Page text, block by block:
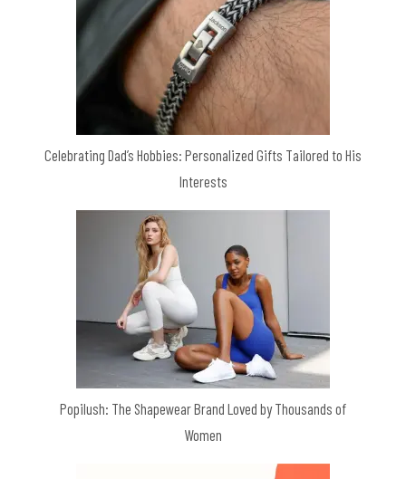
Celebrating Dad’s Hobbies: Personalized Gifts Tailored to His
Interests
Popilush: The Shapewear Brand Loved by Thousands of
Women